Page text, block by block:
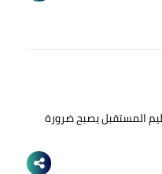
المستقبل يصبح ضرورة